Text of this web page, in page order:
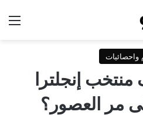
واحصائيات
إنجلترا
مر العصور؟